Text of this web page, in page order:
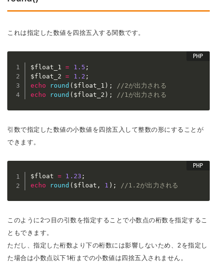
これは指定した数値を四捨五入する関数です。
$float_1 = 1.5 ;
$float_2
= 1.2 ;
echo
round ( $float_1 ) ;
//2が出力される
echo
round ( $float_2 ) ; //1が出力される
引数で指定した数値の小数値を四捨五入して整数の形にすることが
できます。
$float = 1.23 ;
echo
round ( $float , 1 ) ; //1.2が出力される
このように2つ目の引数を指定することで小数点の桁数を指定するこ
ともできます。
ただし、指定した桁数より下の桁数には影響しないため、2を指定し
た場合は小数点以下1桁までの小数値は四捨五入されません。